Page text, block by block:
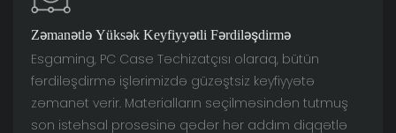
Zəmanətlə Yüksək Keyfiyyətli Fərdiləşdirmə
Esgaming, PC Case Təchizatçısı olaraq, bütün
fərdiləşdirmə işlərimizdə güzəştsiz keyfiyyətə
zəmanət verir. Materialların seçilməsindən tutmuş
son istehsal prosesinə qədər hər addım diqqətlə